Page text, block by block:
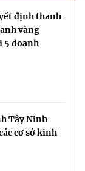
định thanh
vàng
5 doanh
Tây Ninh
cơ sở kinh